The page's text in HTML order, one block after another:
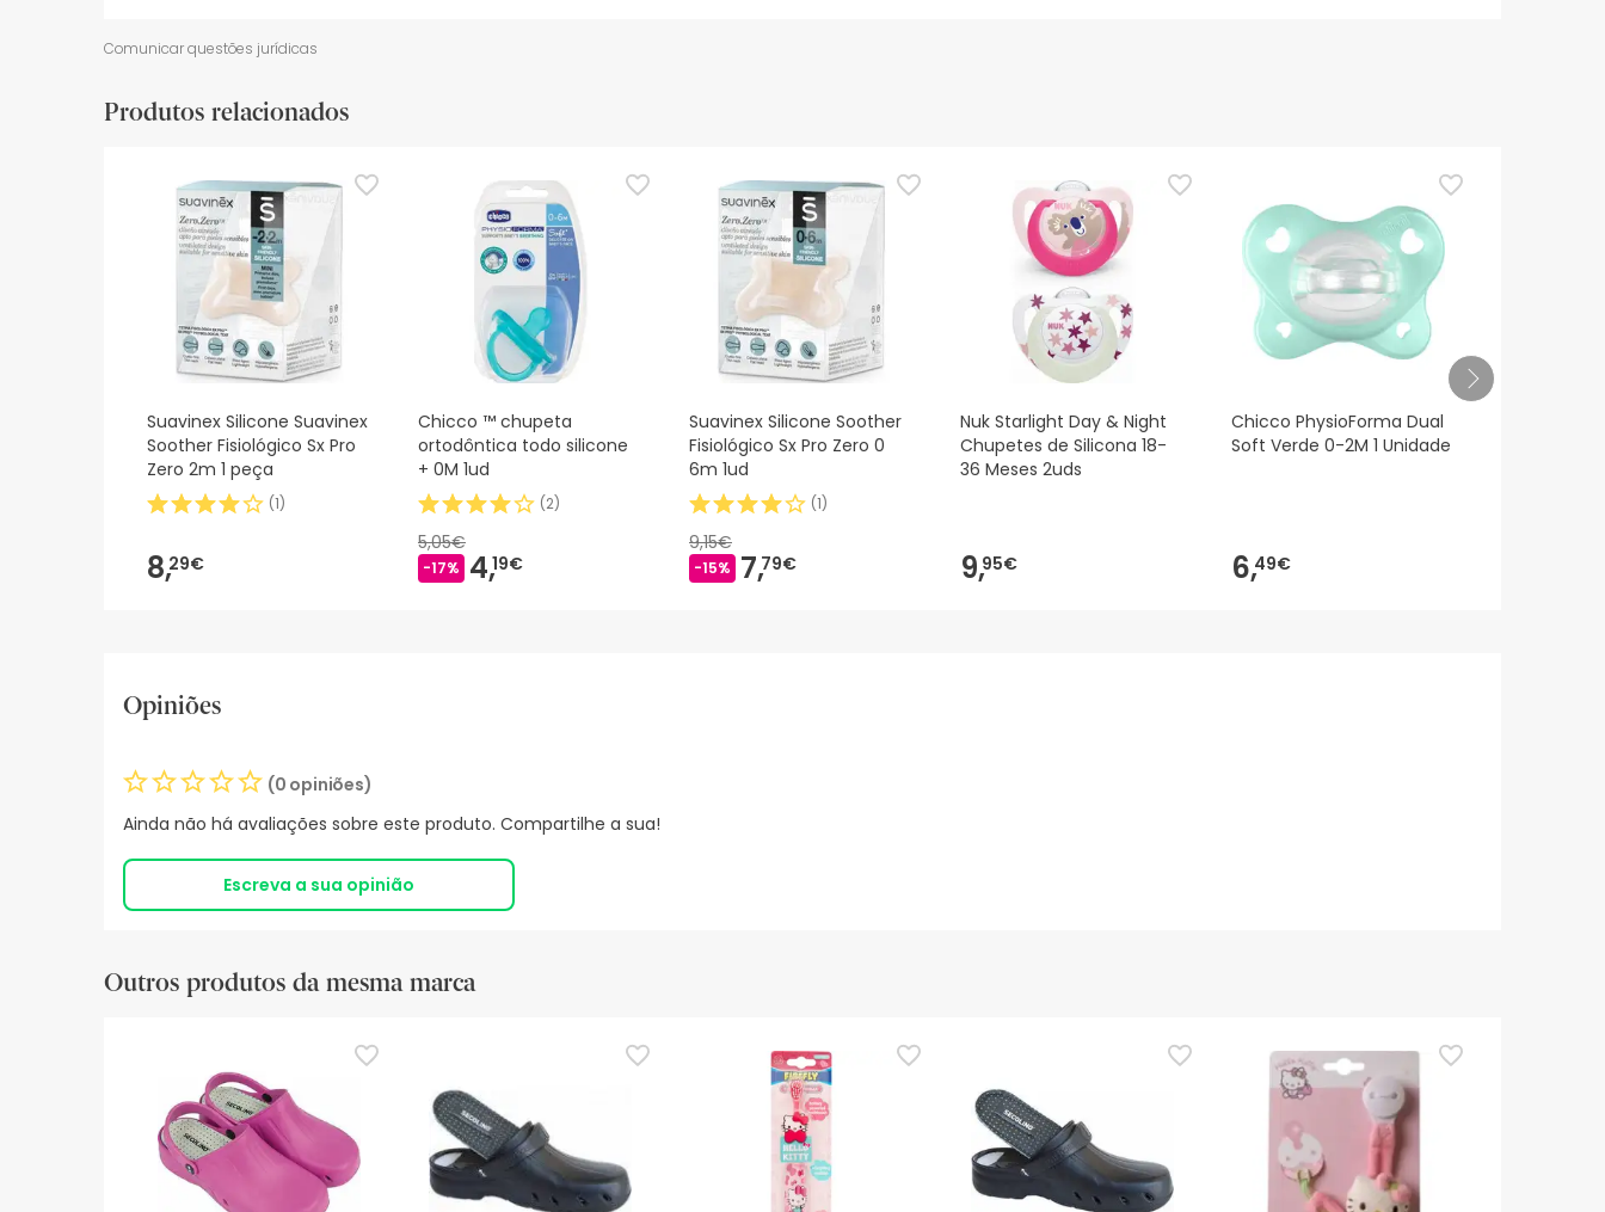
Comunicar questões jurídicas
Produtos relacionados
Suavinex Silicone Suavinex
Soother Fisiológico Sx Pro
Zero 2m 1 peça
(1)
8,29€
Chicco ™ chupeta
ortodôntica todo silicone
+ 0M 1ud
(2)
5,05€
-17% 4,19€
Suavinex Silicone Soother
Fisiológico Sx Pro Zero 0
6m 1ud
(1)
9,15€
-15% 7,79€
Nuk Starlight Day & Night
Chupetes de Silicona 18-
36 Meses 2uds
9,95€
Chicco PhysioForma Dual
Soft Verde 0-2M 1 Unidade
6,49€
Opiniões
(0 opiniões)
Ainda não há avaliações sobre este produto. Compartilhe a sua!
Escreva a sua opinião
Outros produtos da mesma marca